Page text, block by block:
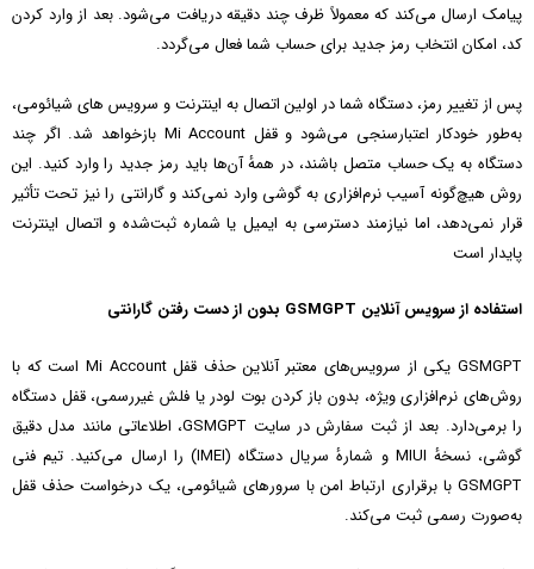
پیامک ارسال می‌کند که معمولاً ظرف چند دقیقه دریافت می‌شود. بعد از وارد کردن
کد، امکان انتخاب رمز جدید برای حساب شما فعال می‌گردد.
پس از تغییر رمز، دستگاه شما در اولین اتصال به اینترنت و سرویس‌ های شیائومی،
به‌طور خودکار اعتبارسنجی می‌شود و قفل Mi Account بازخواهد شد. اگر چند
دستگاه به یک حساب متصل باشند، در همهٔ آن‌ها باید رمز جدید را وارد کنید. این
روش هیچ‌گونه آسیب نرم‌افزاری به گوشی وارد نمی‌کند و گارانتی را نیز تحت تأثیر
قرار نمی‌دهد، اما نیازمند دسترسی به ایمیل یا شماره ثبت‌شده و اتصال اینترنت
پایدار است
استفاده از سرویس آنلاین GSMGPT بدون از دست رفتن گارانتی
GSMGPT یکی از سرویس‌های معتبر آنلاین حذف قفل Mi Account است که با
روش‌های نرم‌افزاری ویژه، بدون باز کردن بوت‌ لودر یا فلش غیررسمی، قفل دستگاه
را برمی‌دارد. بعد از ثبت سفارش در سایت GSMGPT، اطلاعاتی مانند مدل دقیق
گوشی، نسخهٔ MIUI و شمارهٔ سریال دستگاه (IMEI) را ارسال می‌کنید. تیم فنی
GSMGPT با برقراری ارتباط امن با سرورهای شیائومی، یک درخواست حذف قفل
به‌صورت رسمی ثبت می‌کند.